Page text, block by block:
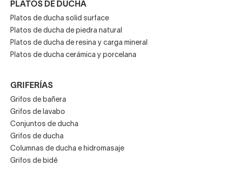
PLATOS DE DUCHA
Platos de ducha solid surface
Platos de ducha de piedra natural
Platos de ducha de resina y carga mineral
Platos de ducha cerámica y porcelana
GRIFERÍAS
Grifos de bañera
Grifos de lavabo
Conjuntos de ducha
Grifos de ducha
Columnas de ducha e hidromasaje
Grifos de bidé